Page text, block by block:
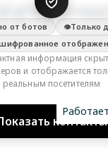
от ботов 👁️Только
информация
и отображается
реальным посетителям
контакты